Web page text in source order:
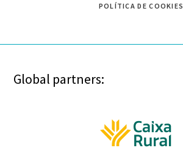
POLÍTICA DE COOKIES
Global partners: